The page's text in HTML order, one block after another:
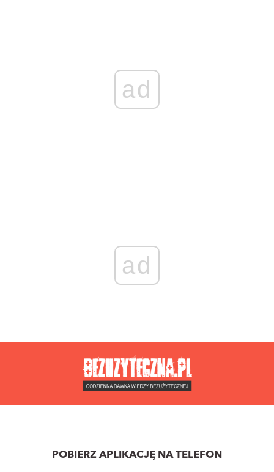
ad
ad
POBIERZ APLIKACJĘ NA TELEFON